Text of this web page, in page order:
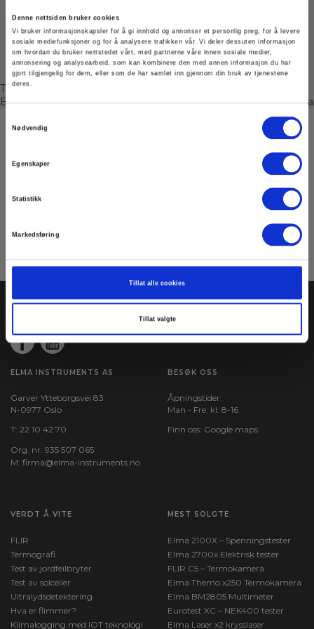
Denne nettsiden bruker cookies
Vi bruker informasjonskapsler for å gi innhold og annonser et personlig preg, for å levere
sosiale mediefunksjoner og for å analysere trafikken vår. Vi deler dessuten informasjon
om hvordan du bruker nettstedet vårt, med partnerne våre innen sosiale medier,
annonsering og analysearbeid, som kan kombinere den med annen informasjon du har
gjort tilgjengelig for dem, eller som de har samlet inn gjennom din bruk av tjenestene
deres.
Nødvendig
Egenskaper
Statistikk
Markedsføring
Tillat alle cookies
Tillat valgte
Logg på med kode og bruker som står
mellom de røde streker på baksiden av
Instrument News...
Template file not found (in RenderRazorTemplate()):
Hold deg oppdatert og få de gode tilbudene på mail
. Du kan når som helst avslutte
ELMA INSTRUMENTS AS
Garver Ytteborgsvei 83
N-0977 Oslo
T: 22 10 42 70
Org. nr. 935 507 065
M: firma@elma-instruments.no​
BESØK OSS
Åpningstider:
Man - Fre: kl. 8-16
Finn oss: Google maps
VERDT Å VITE
FLIR
Termografi
Test av jordfeilbryter
Test av solceller
Ultralydsdetektering
Hva er flimmer?
Klimalogging med IOT teknologi
MEST SOLGTE
Elma 2100X – Spenningstester
Elma 2700x Elektrisk tester
FLIR C5 – Termokamera
Elma Themo x250 Termokamera
Elma BM2805 Multimeter
Eurotest XC – NEK400 tester
Elma Laser x2 krysslaser